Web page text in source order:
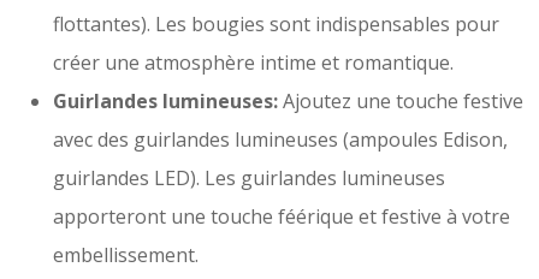
flottantes). Les bougies sont indispensables pour
créer une atmosphère intime et romantique.
Guirlandes lumineuses:Ajoutez une touche festive
avec des guirlandes lumineuses (ampoules Edison,
guirlandes LED). Les guirlandes lumineuses
apporteront une touche féérique et festive à votre
embellissement.